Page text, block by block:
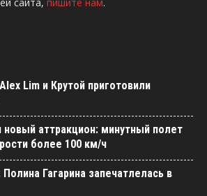
Lim и Крутой приготовили
новый аттракцион: минутный полет
более 100 км/ч
Гагарина запечатлелась в